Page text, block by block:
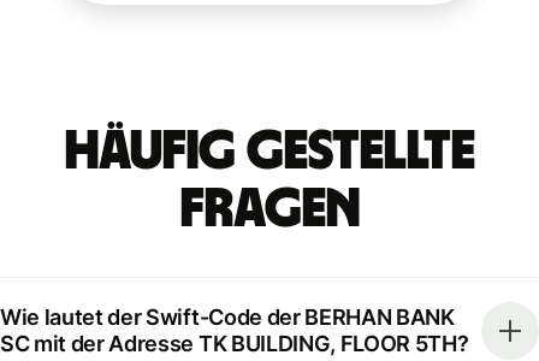
Häufig gestellte
Fragen
Wie lautet der Swift-Code der BERHAN BANK
SC mit der Adresse TK BUILDING, FLOOR 5TH?